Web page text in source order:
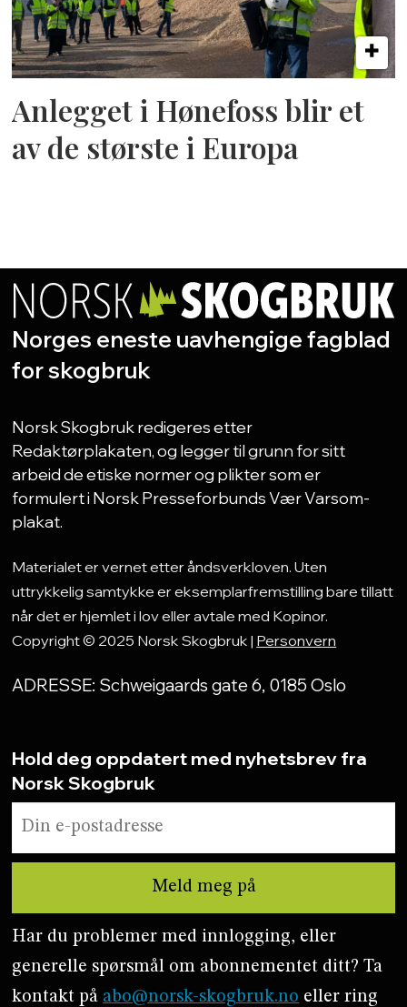
Anlegget i Hønefoss blir et
av de største i Europa
Norges eneste uavhengige fagblad
for skogbruk
Norsk Skogbruk redigeres etter
Redaktørplakaten, og legger til grunn for sitt
arbeid de etiske normer og plikter som er
formulert i Norsk Presseforbunds Vær Varsom-
plakat.
Materialet er vernet etter åndsverkloven. Uten
uttrykkelig samtykke er eksemplarfremstilling bare tillatt
når det er hjemlet i lov eller avtale med Kopinor.
Copyright © 2025 Norsk Skogbruk | Personvern
ADRESSE: Schweigaards gate 6, 0185 Oslo
Hold deg oppdatert med nyhetsbrev fra
Norsk Skogbruk
Har du problemer med innlogging, eller
generelle spørsmål om abonnementet ditt? Ta
kontakt på abo@norsk-skogbruk.no eller ring